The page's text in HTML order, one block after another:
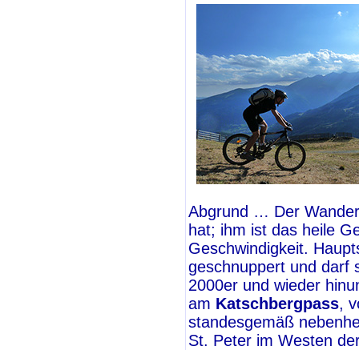
Abgrund … Der
hat; ihm ist das heile
Geschwindigkeit.
geschnuppert und darf
2000er und wieder
am Katschbergpass,
standesgemäß
St. Peter im Westen